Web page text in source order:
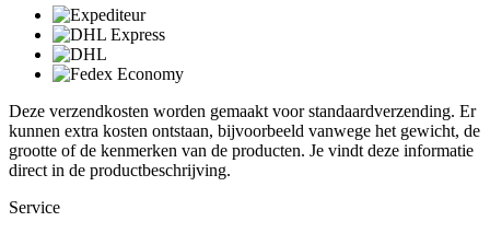
Deze verzendkosten worden gemaakt voor standaardverzending. Er
kunnen extra kosten ontstaan, bijvoorbeeld vanwege het gewicht, de
grootte of de kenmerken van de producten. Je vindt deze informatie
direct in de productbeschrijving.
Service